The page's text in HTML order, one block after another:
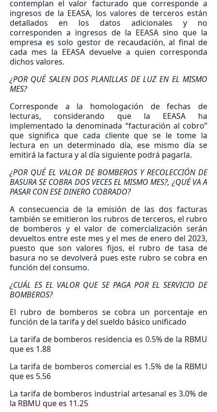
contemplan el valor facturado que corresponde a
ingresos de la EEASA, los valores de terceros están
detallados en los datos adicionales y no
corresponden a ingresos de la EEASA sino que la
empresa es solo gestor de recaudación, al final de
cada mes la EEASA devuelve a quien corresponda
dichos valores.
¿POR QUÉ SALEN DOS PLANILLAS DE LUZ EN EL MISMO
MES?
Corresponde a la homologación de fechas de
lecturas, considerando que la EEASA ha
implementado la denominada “facturación al cobro”
que significa que cada cliente que se le tome la
lectura en un determinado día, ese mismo día se
emitirá la factura y al día siguiente podrá pagarla.
¿POR QUÉ EL VALOR DE BOMBEROS Y RECOLECCIÓN DE
BASURA SE COBRA DOS VECES EL MISMO MES?, ¿QUÉ VA A
PASAR CON ESE DINERO COBRADO?
A consecuencia de la emisión de las dos facturas
también se emitieron los rubros de terceros, el rubro
de bomberos y el valor de comercialización serán
devueltos entre este mes y el mes de enero del 2023,
puesto que son valores fijos, el rubro de tasa de
basura no se devolverá pues este rubro se cobra en
función del consumo.
¿CUÁL ES EL VALOR QUE SE PAGA POR EL SERVICIO DE
BOMBEROS?
El rubro de bomberos se cobra un porcentaje en
función de la tarifa y del sueldo básico unificado
La tarifa de bomberos residencia es 0.5% de la RBMU
que es 1.88
La tarifa de bomberos comercial es 1.5% de la RBMU
que es 5.56
La tarifa de bomberos industrial artesanal es 3.0% de
la RBMU que es 11.25